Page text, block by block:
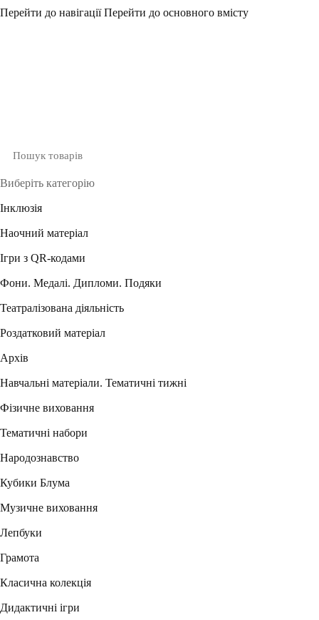
Перейти до навігаціїПерейти до основного вмісту
Виберіть категорію
Інклюзія
Наочний матеріал
Ігри з QR-кодами
Фони. Медалі. Дипломи. Подяки
Театралізована діяльність
Роздатковий матеріал
Архів
Навчальні матеріали. Тематичні тижні
Фізичне виховання
Тематичні набори
Народознавство
Кубики Блума
Музичне виховання
Лепбуки
Грамота
Класична колекція
Дидактичні ігри